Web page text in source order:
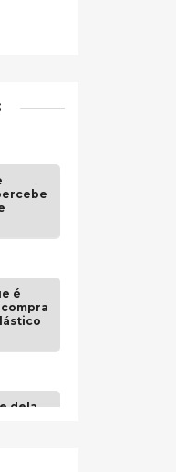
é
dela.